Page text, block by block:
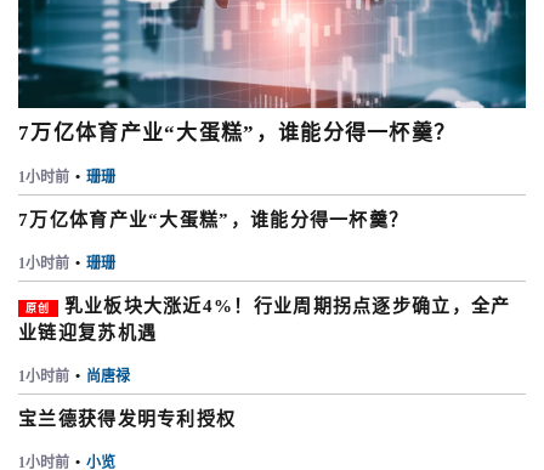
7万亿体育产业“大蛋糕”，谁能分得一杯羹？
1小时前 • 珊珊
7万亿体育产业“大蛋糕”，谁能分得一杯羹？
1小时前 • 珊珊
原创
乳业板块大涨近4%！行业周期拐点逐步确立，全产
业链迎复苏机遇
1小时前 • 尚唐禄
宝兰德获得发明专利授权
1小时前 • 小览